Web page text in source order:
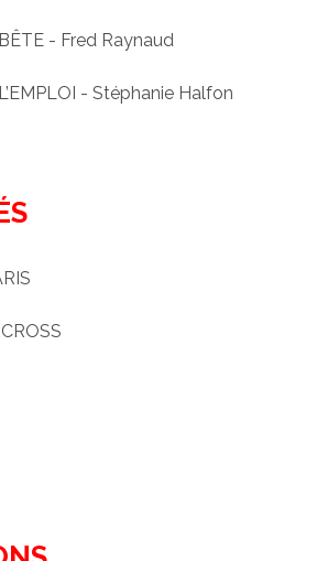
- Fred Raynaud
- Stéphanie Halfon